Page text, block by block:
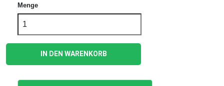
Menge
IN DEN WARENKORB